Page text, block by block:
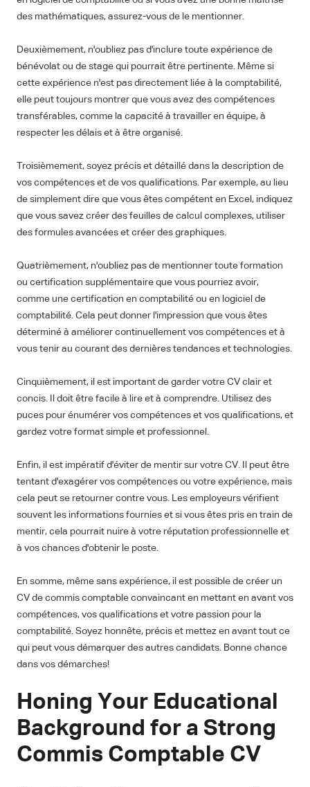
des mathématiques, assurez-vous de le mentionner.
Deuxièmement, n'oubliez pas d'inclure toute expérience de
bénévolat ou de stage qui pourrait être pertinente. Même si
cette expérience n'est pas directement liée à la comptabilité,
elle peut toujours montrer que vous avez des compétences
transférables, comme la capacité à travailler en équipe, à
respecter les délais et à être organisé.
Troisièmement, soyez précis et détaillé dans la description de
vos compétences et de vos qualifications. Par exemple, au lieu
de simplement dire que vous êtes compétent en Excel, indiquez
que vous savez créer des feuilles de calcul complexes, utiliser
des formules avancées et créer des graphiques.
Quatrièmement, n'oubliez pas de mentionner toute formation
ou certification supplémentaire que vous pourriez avoir,
comme une certification en comptabilité ou en logiciel de
comptabilité. Cela peut donner l'impression que vous êtes
déterminé à améliorer continuellement vos compétences et à
vous tenir au courant des dernières tendances et technologies.
Cinquièmement, il est important de garder votre CV clair et
concis. Il doit être facile à lire et à comprendre. Utilisez des
puces pour énumérer vos compétences et vos qualifications, et
gardez votre format simple et professionnel.
Enfin, il est impératif d'éviter de mentir sur votre CV. Il peut être
tentant d'exagérer vos compétences ou votre expérience, mais
cela peut se retourner contre vous. Les employeurs vérifient
souvent les informations fournies et si vous êtes pris en train de
mentir, cela pourrait nuire à votre réputation professionnelle et
à vos chances d'obtenir le poste.
En somme, même sans expérience, il est possible de créer un
CV de commis comptable convaincant en mettant en avant vos
compétences, vos qualifications et votre passion pour la
comptabilité. Soyez honnête, précis et mettez en avant tout ce
qui peut vous démarquer des autres candidats. Bonne chance
dans vos démarches!
Honing Your Educational
Background for a Strong
Commis Comptable CV